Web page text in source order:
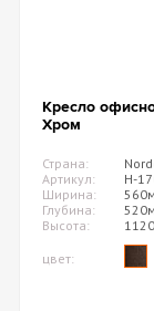
Кресло
Хром
Страна:
Артикул:
H-
Ширина:
Глубина:
Высота:
цвет: